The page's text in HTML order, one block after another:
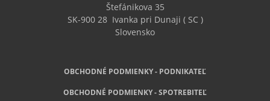
Štefánikova 35
SK-900 28Ivanka pri Dunaji ( SC )
Slovensko
OBCHODNÉ PODMIENKY - PODNIKATEĽ
OBCHODNÉ PODMIENKY - SPOTREBITEĽ